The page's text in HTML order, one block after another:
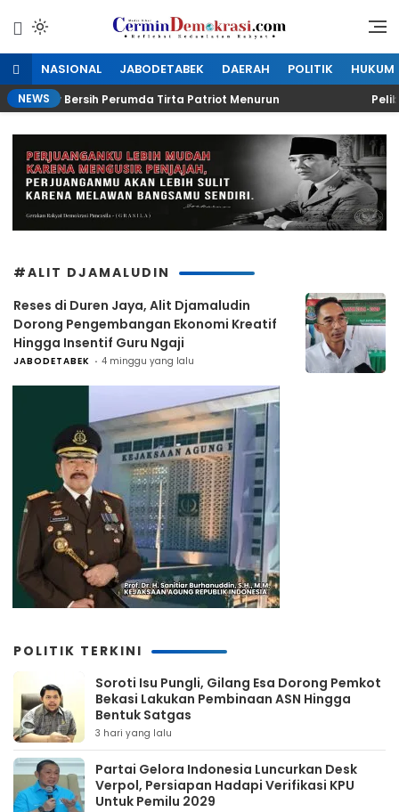
konten
CerminDemokrasi.com
Refleksi Kedaulatan Rakyat
NASIONAL JABODETABEK DAERAH POLITIK HUKUM
NEWS
Air Bersih Perumda Tirta Patriot Menurun
#ALIT DJAMALUDIN
Reses di Duren Jaya, Alit Djamaludin
Dorong Pengembangan Ekonomi Kreatif
Hingga Insentif Guru Ngaji
JABODETABEK 4 minggu yang lalu
POLITIK TERKINI
Soroti Isu Pungli, Gilang Esa Dorong Pemkot
Bekasi Lakukan Pembinaan ASN Hingga
Bentuk Satgas
3 hari yang lalu
Partai Gelora Indonesia Luncurkan Desk
Verpol, Persiapan Hadapi Verifikasi KPU
Untuk Pemilu 2029